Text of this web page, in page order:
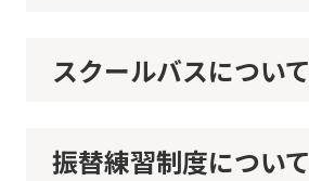
スクールバスについて
振替練習制度について